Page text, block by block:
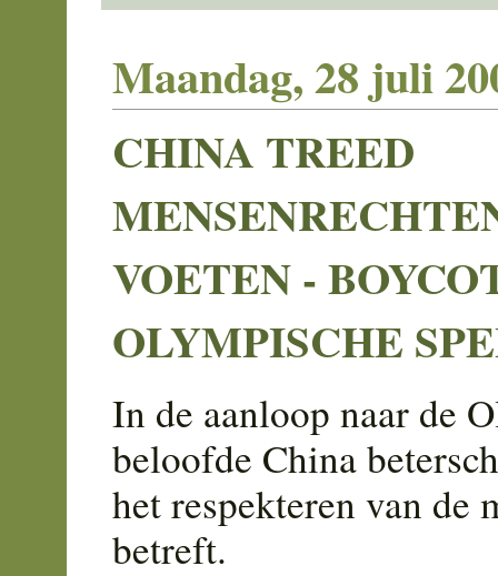
Maandag, 28 juli
CHINA TREED
VOETEN -
OLYMPISCHE
In de aanloop naar de
beloofde China
het respekteren van de
betreft.